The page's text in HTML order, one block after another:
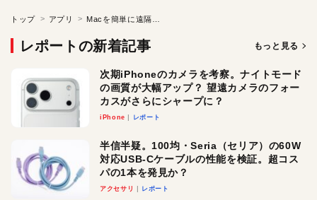
トップ アプリ
レポートの新着記事 もっと見る
次期iPhoneのカメラを考察。ナイトモード
の画質が大幅アップ？ 望遠カメラのフォー
カスがさらにシャープに？
iPhone レポート
半信半疑。100均・Seria（セリア）の60W
対応USB-Cケーブルの性能を検証。超コス
パの1本を発見か？
アクセサリ レポート